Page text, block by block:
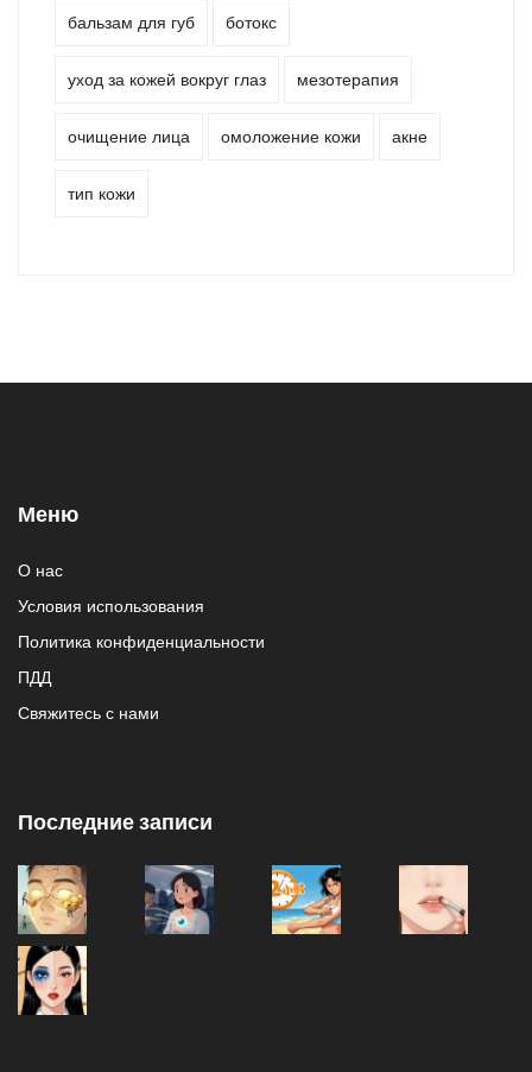
бальзам для губ ботокс
уход за кожей вокруг глаз мезотерапия
очищение лица омоложение кожи акне
тип кожи
Меню
О нас
Условия использования
Политика конфиденциальности
ПДД
Свяжитесь с нами
Последние записи